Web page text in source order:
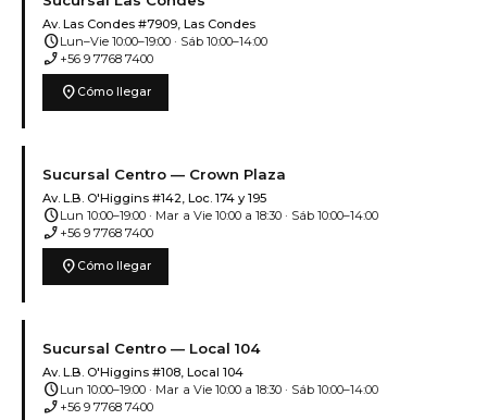
Av. Las Condes #7909, Las Condes
scheduleLun–Vie 10:00–19:00 · Sáb 10:00–14:00
phone_enabled +56 9 7768 7400
location_on Cómo llegar
Sucursal Centro — Crown Plaza
Av. L.B. O'Higgins #142, Loc. 174 y 195
scheduleLun 10:00–19:00 · Mar a Vie 10:00 a 18:30 · Sáb 10:00–14:00
phone_enabled +56 9 7768 7400
location_on Cómo llegar
Sucursal Centro — Local 104
Av. L.B. O'Higgins #108, Local 104
scheduleLun 10:00–19:00 · Mar a Vie 10:00 a 18:30 · Sáb 10:00–14:00
phone_enabled +56 9 7768 7400